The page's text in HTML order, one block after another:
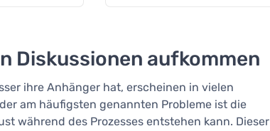
Diskussionen aufkommen
ihre Anhänger hat, erscheinen in vielen
am häufigsten genannten Probleme ist die
während des Prozesses entstehen kann. Dieser